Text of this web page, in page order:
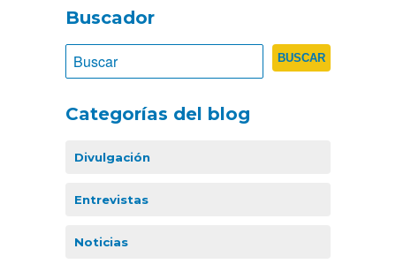
Buscador
Categorías del blog
Divulgación
Entrevistas
Noticias